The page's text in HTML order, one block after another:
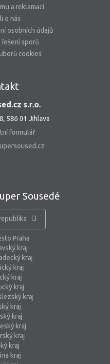
a reklamací
o nás
osobních údajů
sporů
cookies
s.r.o.
586 01 Jihlava
formulář
Sousedé
Praha
kraj
kraj
kraj
kraj
kraj
kraj
kraj
kraj
kraj
kraj
kraj
kraj